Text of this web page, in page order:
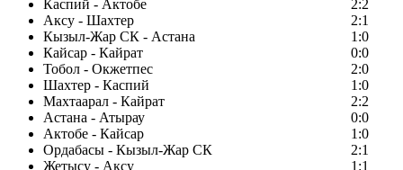
Каспий - Актобе
2:2
Аксу - Шахтер
2:1
Кызыл-Жар СК - Астана
1:0
Кайсар - Кайрат
0:0
Тобол - Окжетпес
2:0
Шахтер - Каспий
1:0
Махтаарал - Кайрат
2:2
Астана - Атырау
0:0
Актобе - Кайсар
1:0
Ордабасы - Кызыл-Жар СК
2:1
Жетысу - Аксу
1:1